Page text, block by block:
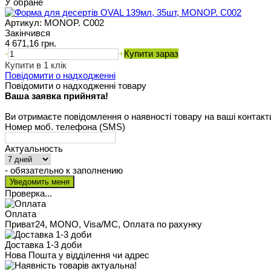
У обране
Артикул: MONOP. C002
Закінчився
4 671,16 грн.
-
+Купити зараз
Купити в 1 клік
Повідомити о надходженні
Повідомити о надходженні товару
Ваша заявка прийнята!
Ви отримаєте повідомлення о наявності товару на ваші
Номер моб. телефона (SMS)
Актуальность
- обязательно к заполнению
Проверка...
Оплата
Приват24, MONO, Visa/MC, Оплата по рахунку
Доставка 1-3 доби
Нова Пошта у відділення чи адрес